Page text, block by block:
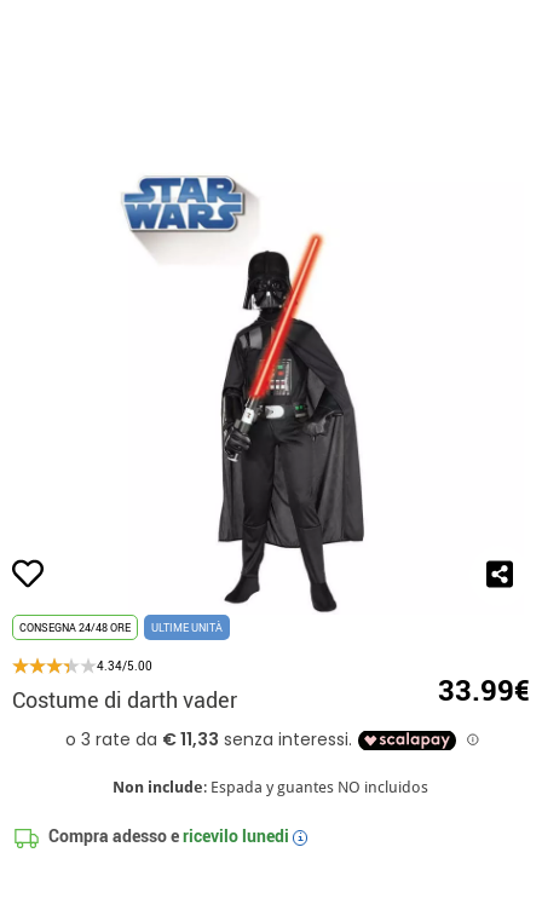
CONSEGNA 24/48 ORE ULTIME UNITÀ
4.34/5.00
Costume di darth vader 33.99€
Non include: Espada y guantes NO incluidos
Compra adesso ericevilolunedi i